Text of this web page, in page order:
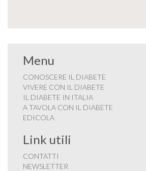
Menu
CONOSCERE IL DIABETE
VIVERE CON IL DIABETE
IL DIABETE IN ITALIA
A TAVOLA CON IL DIABETE
EDICOLA
Link utili
CONTATTI
NEWSLETTER